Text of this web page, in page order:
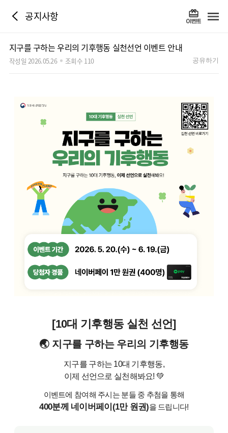
공지사항
지구를 구하는 우리의 기후행동 실천선언 이벤트 안내
작성일 2026.05.26 조회수 110 공유하기
[10대 기후행동 실천 선언]
🌏 지구를 구하는 우리의 기후행동
지구를 구하는 10대 기후행동,
이제 선언으로 실천해봐요! 💚
이벤트에 참여해 주시는 분들 중 추첨을 통해
400분께 네이버페이(1만 원권)을 드립니다!